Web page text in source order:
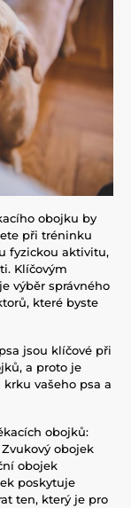
obojku by
při tréninku
fyzickou aktivitu,
Klíčovým
výběr správného
které byste
jsou klíčové při
a proto je
vašeho psa a
obojků:
obojek
obojek
poskytuje
ten, který je pro